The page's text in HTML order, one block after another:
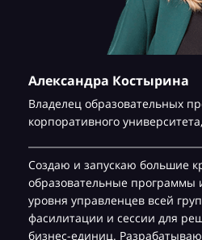
Александра Костырина
Владелец образовательных
корпоративного университета,
Создаю и запускаю большие
образовательные программы
уровня управленцев всей
фасилитации и сессии для
бизнес-единиц.